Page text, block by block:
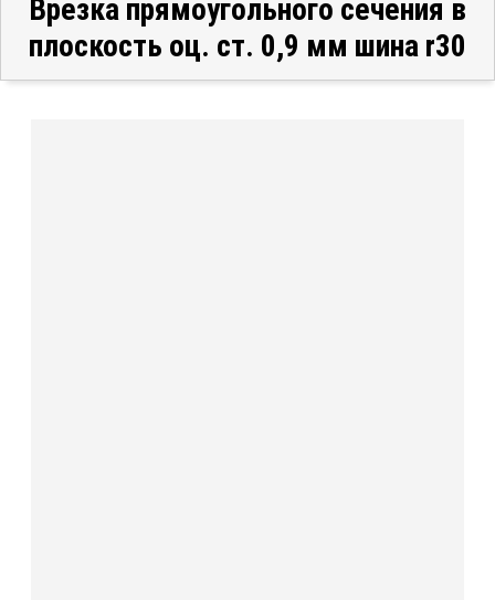
Врезка прямоугольного сечения в
плоскость оц. ст. 0,9 мм шина r30